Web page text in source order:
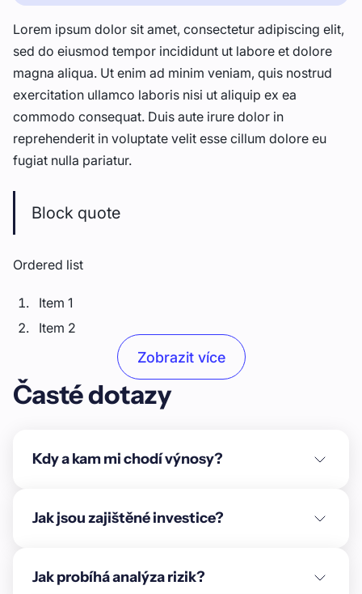
Lorem ipsum dolor sit amet, consectetur adipiscing elit,
sed do eiusmod tempor incididunt ut labore et dolore
magna aliqua. Ut enim ad minim veniam, quis nostrud
exercitation ullamco laboris nisi ut aliquip ex ea
commodo consequat. Duis aute irure dolor in
reprehenderit in voluptate velit esse cillum dolore eu
fugiat nulla pariatur.
Block quote
Ordered list
Item 1
Item 2
Unordered list
Item B
Text link
Emphasis
Zobrazit více
Časté dotazy
Kdy a kam mi chodí výnosy?
Jak jsou zajištěné investice?
Jak probíhá analýza rizik?